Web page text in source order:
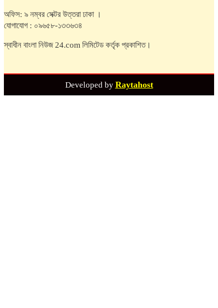
অফিস: ৯ নম্বর সেক্টর উত্তরা ঢাকা ।
যোগাযোগ : ০৯৬৫৮-১৩৩৬৩৪
স্বাধীন বাংলা নিউজ 24.com লিমিটেড কর্তৃক প্রকাশিত।
Developed by Raytahost